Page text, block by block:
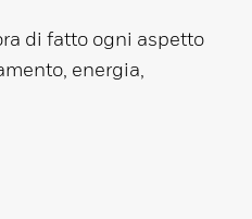
di fatto ogni aspetto
energia,